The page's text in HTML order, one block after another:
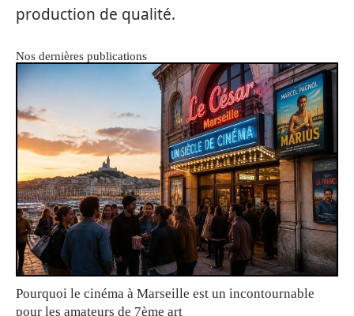
production de qualité.
Nos dernières publications
Pourquoi le cinéma à Marseille est un incontournable
pour les amateurs de 7ème art